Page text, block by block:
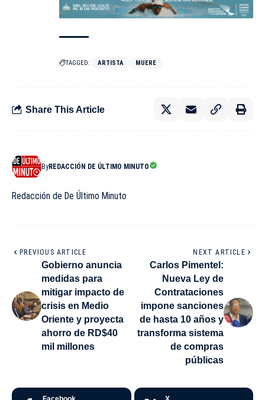
TAGGED: ARTISTA MUERE
Share This Article
ByREDACCIÓN DE ÚLTIMO MINUTO
Redacción de De Último Minuto
PREVIOUS ARTICLE
Gobierno anuncia
medidas para
mitigar impacto de
crisis en Medio
Oriente y proyecta
ahorro de RD$40
mil millones
NEXT ARTICLE
Carlos Pimentel:
Nueva Ley de
Contrataciones
impone sanciones
de hasta 10 años y
transforma sistema
de compras
públicas